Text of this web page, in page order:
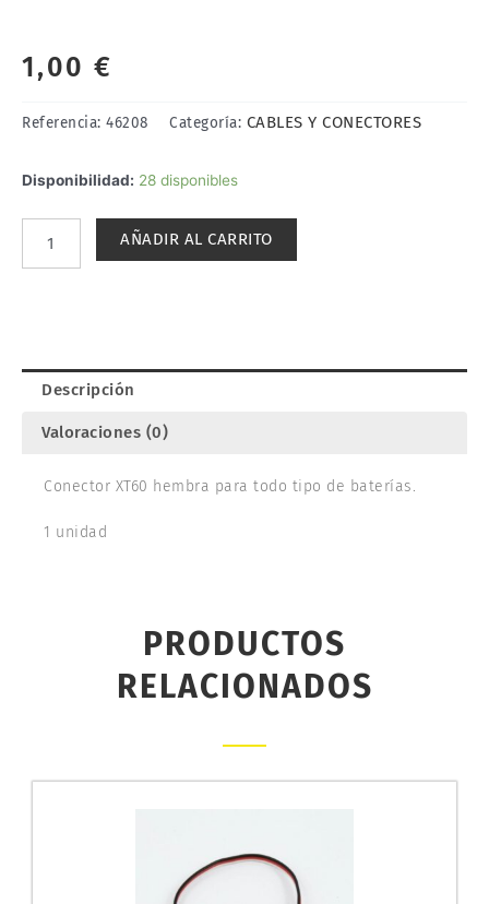
1,00 €
Referencia: 46208 Categoría: CABLES Y CONECTORES
Disponibilidad: 28 disponibles
CONECTOR
46208
AÑADIR AL CARRITO
Descripción
Valoraciones (0)
Conector XT60 hembra para todo tipo de baterías.
1 unidad
PRODUCTOS
RELACIONADOS